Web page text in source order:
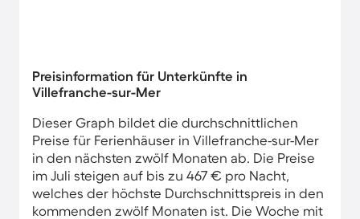
Preisinformation für Unterkünfte in
Villefranche-sur-Mer
Dieser Graph bildet die durchschnittlichen
Preise für Ferienhäuser in Villefranche-sur-Mer
in den nächsten zwölf Monaten ab. Die Preise
im Juli steigen auf bis zu 467 € pro Nacht,
welches der höchste Durchschnittspreis in den
kommenden zwölf Monaten ist. Die Woche mit